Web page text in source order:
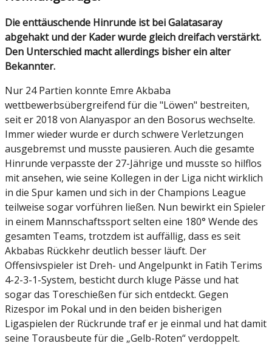
Die enttäuschende Hinrunde ist bei Galatasaray
abgehakt und der Kader wurde gleich dreifach verstärkt.
Den Unterschied macht allerdings bisher ein alter
Bekannter.
Nur 24 Partien konnte Emre Akbaba
wettbewerbsübergreifend für die "Löwen" bestreiten,
seit er 2018 von Alanyaspor an den Bosorus wechselte.
Immer wieder wurde er durch schwere Verletzungen
ausgebremst und musste pausieren. Auch die gesamte
Hinrunde verpasste der 27-Jährige und musste so hilflos
mit ansehen, wie seine Kollegen in der Liga nicht wirklich
in die Spur kamen und sich in der Champions League
teilweise sogar vorführen ließen. Nun bewirkt ein Spieler
in einem Mannschaftssport selten eine 180° Wende des
gesamten Teams, trotzdem ist auffällig, dass es seit
Akbabas Rückkehr deutlich besser läuft. Der
Offensivspieler ist Dreh- und Angelpunkt in Fatih Terims
4-2-3-1-System, besticht durch kluge Pässe und hat
sogar das Toreschießen für sich entdeckt. Gegen
Rizespor im Pokal und in den beiden bisherigen
Ligaspielen der Rückrunde traf er je einmal und hat damit
seine Torausbeute für die „Gelb-Roten“ verdoppelt.